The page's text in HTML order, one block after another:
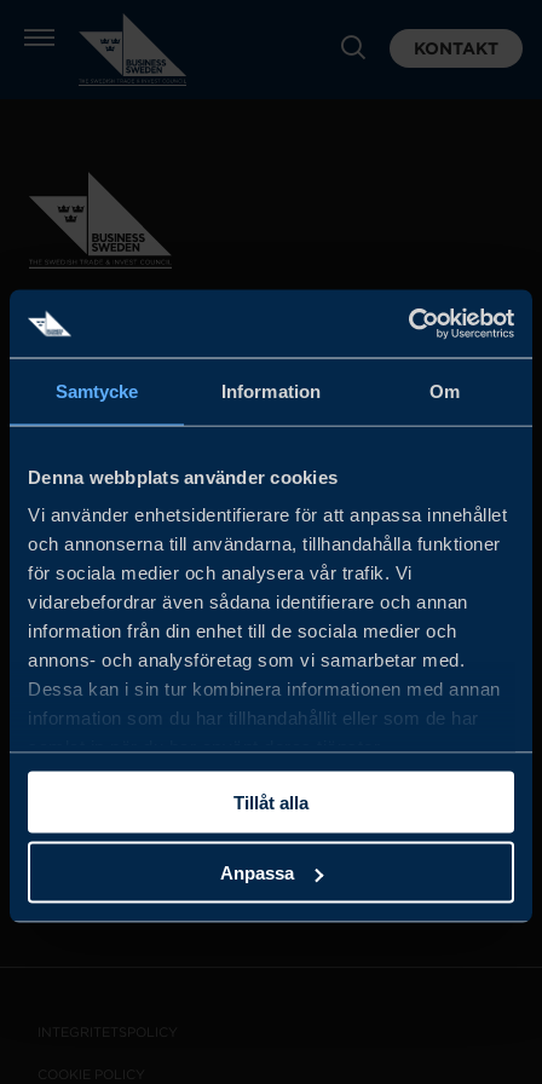
Samtycke Information Om
Denna webbplats använder cookies
Vi använder enhetsidentifierare för att anpassa innehållet
och annonserna till användarna, tillhandahålla funktioner
för sociala medier och analysera vår trafik. Vi
vidarebefordrar även sådana identifierare och annan
information från din enhet till de sociala medier och
annons- och analysföretag som vi samarbetar med.
Dessa kan i sin tur kombinera informationen med annan
information som du har tillhandahållit eller som de har
samlat in när du har använt deras tjänster.
Tillåt alla
Anpassa
KONTAKT
Business Sweden arbetar på uppdrag av regeringen och
det privata näringslivet för att hjälpa svenska företag att
öka sin globala försäljning och internationella företag att
JOBBA HOS OSS
OM OSS
VISSELBLÅSARTJÄNST
KONTAKT
INTEGRITETSPOLICY
COOKIE POLICY